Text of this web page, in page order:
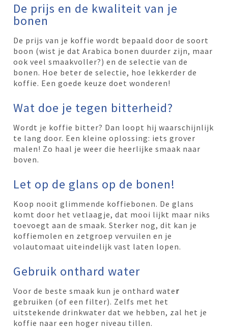
De prijs en de kwaliteit van je
bonen
De prijs van je koffie wordt bepaald door de soort
boon (wist je dat Arabica bonen duurder zijn, maar
ook veel smaakvoller?) en de selectie van de
bonen. Hoe beter de selectie, hoe lekkerder de
koffie. Een goede keuze doet wonderen!
Wat doe je tegen bitterheid?
Wordt je koffie bitter? Dan loopt hij waarschijnlijk
te lang door. Een kleine oplossing: iets grover
malen! Zo haal je weer die heerlijke smaak naar
boven.
Let op de glans op de bonen!
Koop nooit glimmende koffiebonen. De glans
komt door het vetlaagje, dat mooi lijkt maar niks
toevoegt aan de smaak. Sterker nog, dit kan je
koffiemolen en zetgroep vervuilen en je
volautomaat uiteindelijk vast laten lopen.
Gebruik onthard water
Voor de beste smaak kun je onthard water
gebruiken (of een filter). Zelfs met het
uitstekende drinkwater dat we hebben, zal het je
koffie naar een hoger niveau tillen.